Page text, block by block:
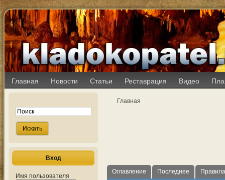
Главная Новости Статьи Реставрация Видео
Вход
Имя пользователя
Главная
Оглавление Последнее
Правила